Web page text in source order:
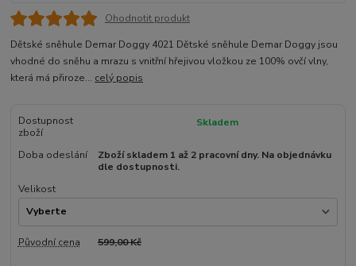
Ohodnotit produkt
Dětské sněhule Demar Doggy 4021 Dětské sněhule Demar Doggy jsou
vhodné do sněhu a mrazu s vnitřní hřejivou vložkou ze 100% ovčí vlny,
která má přiroze... celý popis
Dostupnost
zboží
Skladem
Doba odeslání
Zboží skladem 1 až 2 pracovní dny. Na objednávku
dle dostupnosti.
Velikost
Původní cena 599,00 Kč